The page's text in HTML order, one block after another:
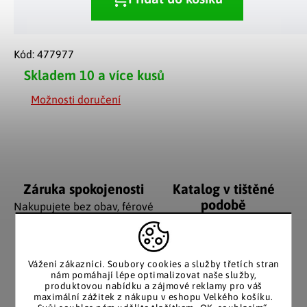
Vážení zákazníci. Soubory cookies a služby třetích stran
nám pomáhají lépe optimalizovat naše služby,
produktovou nabídku a zájmové reklamy pro váš
maximální zážitek z nákupu v eshopu Velkého košíku.
Skladem 10 a více kusů
Možnosti doručení
Kód: 477977
Záruka spokojenosti
Nakupujete bez obav, férové
Katalog v tištěné
podobě
posíláme papírový katalog